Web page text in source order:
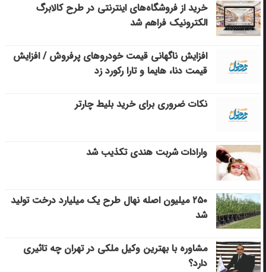
خرید از فروشگاه‌های اینترنتی در طرح کالابرگ
الکترونیک فراهم شد
افزایش ناگهانی قیمت خودروهای پرفروش / افزایش
قیمت دنا، هایما و تارا رکورد زد
نکات ضروری برای خرید بلیط چارتر
وارادات شربت هندی تکذیب شد
۲۵۰ میلیون اصله نهال طرح یک میلیارد درخت تولید
شد
مشاوره با بهترین وکیل ملکی در تهران چه تاثیری
دارد؟